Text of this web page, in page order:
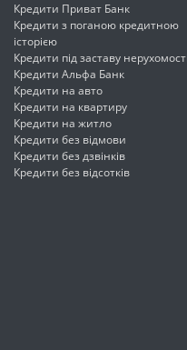
Кредити Приват Банк
Кредити з поганою кредитною
історією
Кредити під заставу нерухомості
Кредити Альфа Банк
Кредити на авто
Кредити на квартиру
Кредити на житло
Кредити без відмови
Кредити без дзвінків
Кредити без відсотків